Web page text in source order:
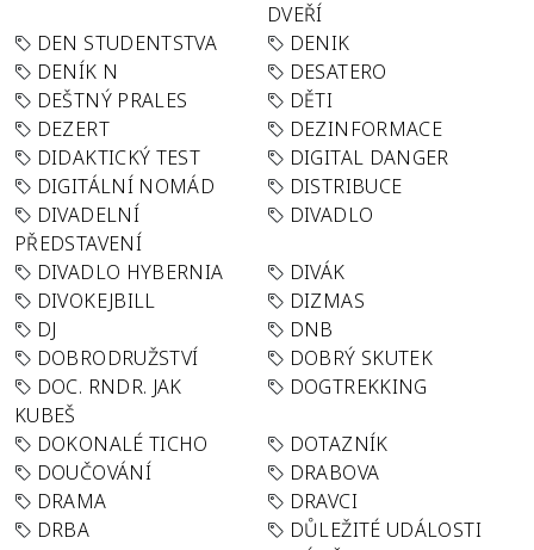
DVEŘÍ
DEN STUDENTSTVA
DENIK
DENÍK N
DESATERO
DEŠTNÝ PRALES
DĚTI
DEZERT
DEZINFORMACE
DIDAKTICKÝ TEST
DIGITAL DANGER
DIGITÁLNÍ NOMÁD
DISTRIBUCE
DIVADELNÍ
PŘEDSTAVENÍ
DIVADLO
DIVADLO HYBERNIA
DIVÁK
DIVOKEJBILL
DIZMAS
DJ
DNB
DOBRODRUŽSTVÍ
DOBRÝ SKUTEK
DOC. RNDR. JAK
KUBEŠ
DOGTREKKING
DOKONALÉ TICHO
DOTAZNÍK
DOUČOVÁNÍ
DRABOVA
DRAMA
DRAVCI
DRBA
DŮLEŽITÉ UDÁLOSTI